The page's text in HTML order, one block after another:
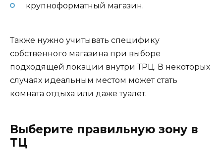
крупноформатный магазин.
Также нужно учитывать специфику
собственного магазина при выборе
подходящей локации внутри ТРЦ. В некоторых
случаях идеальным местом может стать
комната отдыха или даже туалет.
Выберите правильную зону в
ТЦ